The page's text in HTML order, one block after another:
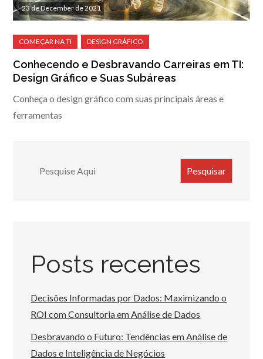
23 de December de 2021
Conhecendo e Desbravando Carreiras em TI:
Design Gráfico e Suas Subáreas
Conheça o design gráfico com suas principais áreas e
ferramentas
Search Pesquisar
Posts recentes
Decisões Informadas por Dados: Maximizando o
ROI com Consultoria em Análise de Dados
Desbravando o Futuro: Tendências em Análise de
Dados e Inteligência de Negócios